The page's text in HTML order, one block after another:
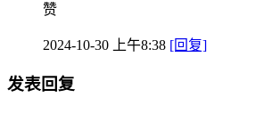
赞
2024-10-30 上午8:38 [回复]
发表回复